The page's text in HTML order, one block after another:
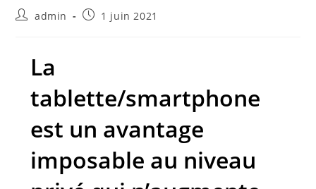
admin 1 juin 2021
La
tablette/smartphone
est un avantage
imposable au niveau